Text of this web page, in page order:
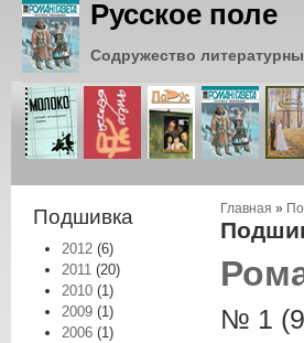
Русское поле
Содружество
Подшивка
2012 (6)
2011 (20)
2010 (1)
2009 (1)
2006 (1)
Вы
Главная »
№ 1